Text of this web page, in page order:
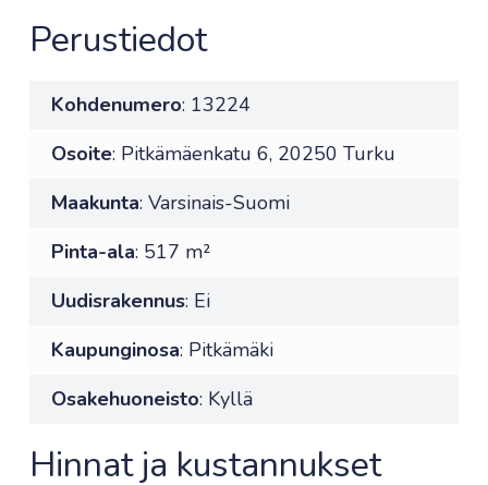
Perustiedot
Kohdenumero: 13224
Osoite: Pitkämäenkatu 6, 20250 Turku
Maakunta: Varsinais-Suomi
Pinta-ala: 517 m²
Uudisrakennus: Ei
Kaupunginosa: Pitkämäki
Osakehuoneisto: Kyllä
Hinnat ja kustannukset